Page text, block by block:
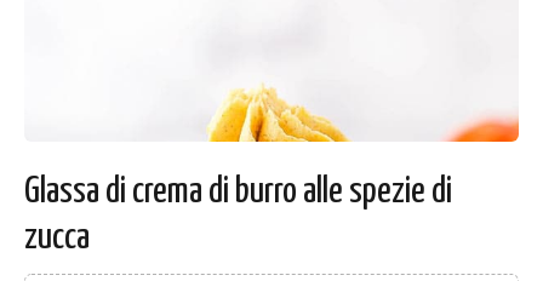
Glassa di crema di burro alle spezie di
zucca